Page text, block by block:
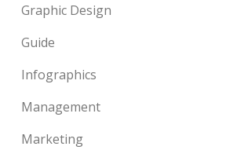
Graphic Design
Guide
Infographics
Management
Marketing